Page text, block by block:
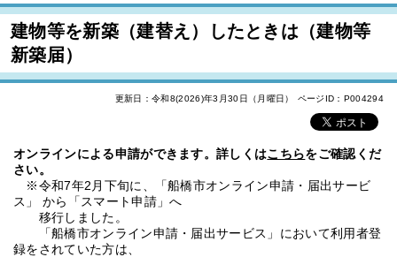
建物等を新築（建替え）したときは（建物等
新築届）
更新日：令和8(2026)年3月30日（月曜日） ページID：P004294
オンラインによる申請ができます。詳しくはこちらをご確認くだ
さい。
※令和7年2月下旬に、「船橋市オンライン申請・届出サービ
ス」 から「スマート申請」へ
移行しました。
「船橋市オンライン申請・届出サービス」において利用者登
録をされていた方は、